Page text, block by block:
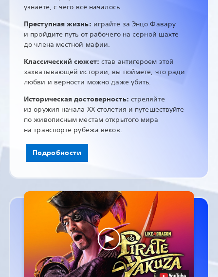
узнаете, с чего всё началось.
Преступная жизнь: играйте за Энцо Фавару
и пройдите путь от рабочего на серной шахте
до члена местной мафии.
Классический сюжет: став антигероем этой
захватывающей истории, вы поймёте, что ради
любви и верности можно даже убить.
Историческая достоверность: стреляйте
из оружия начала XX столетия и путешествуйте
по живописным местам открытого мира
на транспорте рубежа веков.
Подробности